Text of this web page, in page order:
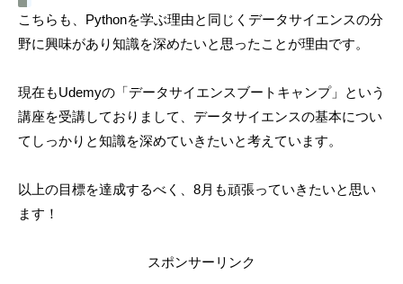
こちらも、Pythonを学ぶ理由と同じくデータサイエンスの分
野に興味があり知識を深めたいと思ったことが理由です。
現在もUdemyの「データサイエンスブートキャンプ」という
講座を受講しておりまして、データサイエンスの基本につい
てしっかりと知識を深めていきたいと考えています。
以上の目標を達成するべく、8月も頑張っていきたいと思い
ます！
スポンサーリンク